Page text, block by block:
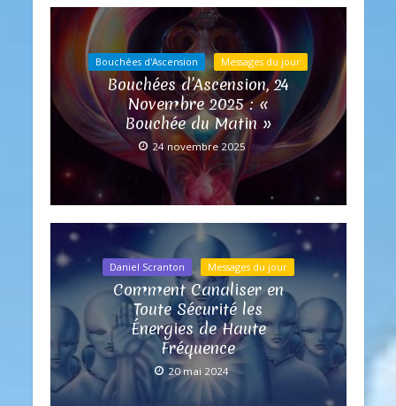
Bouchées d'Ascension Messages du jour
Bouchées d’Ascension, 24
Novembre 2025 : «
Bouchée du Matin »
24 novembre 2025
Daniel Scranton Messages du jour
Comment Canaliser en
Toute Sécurité les
Énergies de Haute
Fréquence
20 mai 2024